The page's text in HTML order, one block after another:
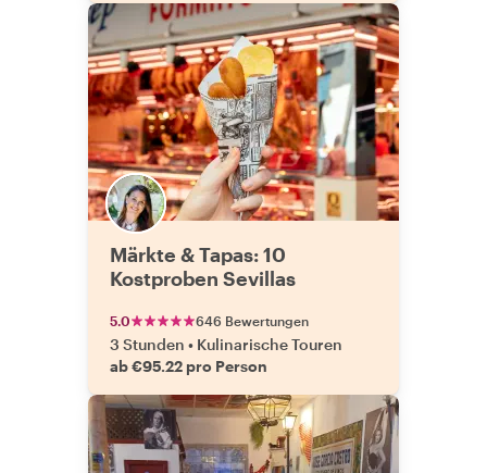
Märkte & Tapas: 10
Kostproben Sevillas
5.0 646 Bewertungen
3 Stunden • Kulinarische Touren
ab €95.22 pro Person